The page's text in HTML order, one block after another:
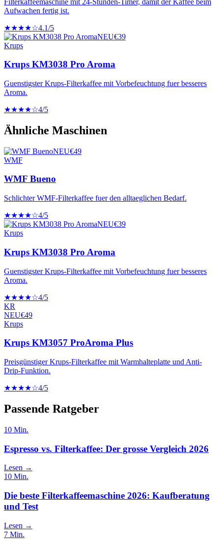
Aufwachen fertig ist.
★★★★☆4.1/5
NEU€39
Krups
Krups KM3038 Pro Aroma
Guenstigster Krups-Filterkaffee mit Vorbefeuchtung fuer besseres
Aroma.
★★★★☆4/5
Ähnliche Maschinen
NEU€49
WMF
WMF Bueno
Schlichter WMF-Filterkaffee fuer den alltaeglichen Bedarf.
★★★★☆4/5
NEU€39
Krups
Krups KM3038 Pro Aroma
Guenstigster Krups-Filterkaffee mit Vorbefeuchtung fuer besseres
Aroma.
★★★★☆4/5
KR
NEU€49
Krups
Krups KM3057 ProAroma Plus
Preisgünstiger Krups-Filterkaffee mit Warmhalteplatte und Anti-
Drip-Funktion.
★★★★☆4/5
Passende Ratgeber
10 Min.
Espresso vs. Filterkaffee: Der grosse Vergleich 2026
Lesen →
10 Min.
Die beste Filterkaffeemaschine 2026: Kaufberatung
und Test
Lesen →
7 Min.